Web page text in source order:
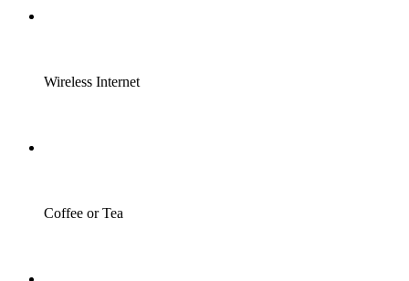
Wireless Internet
Coffee or Tea